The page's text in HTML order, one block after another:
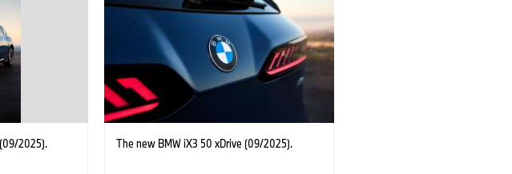
2025). The new BMW iX3 50 xDrive (09/2025).